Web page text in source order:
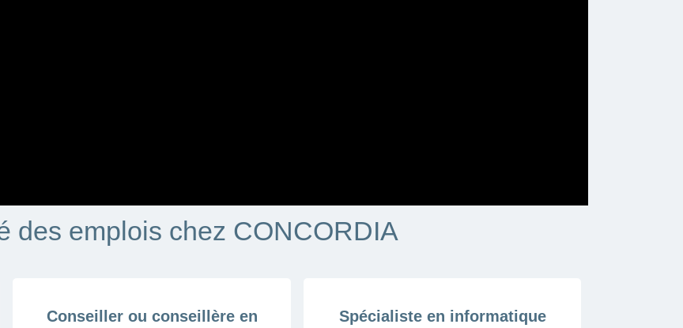
des emplois chez CONCORDIA
Conseiller ou conseillère en
Spécialiste en informatique